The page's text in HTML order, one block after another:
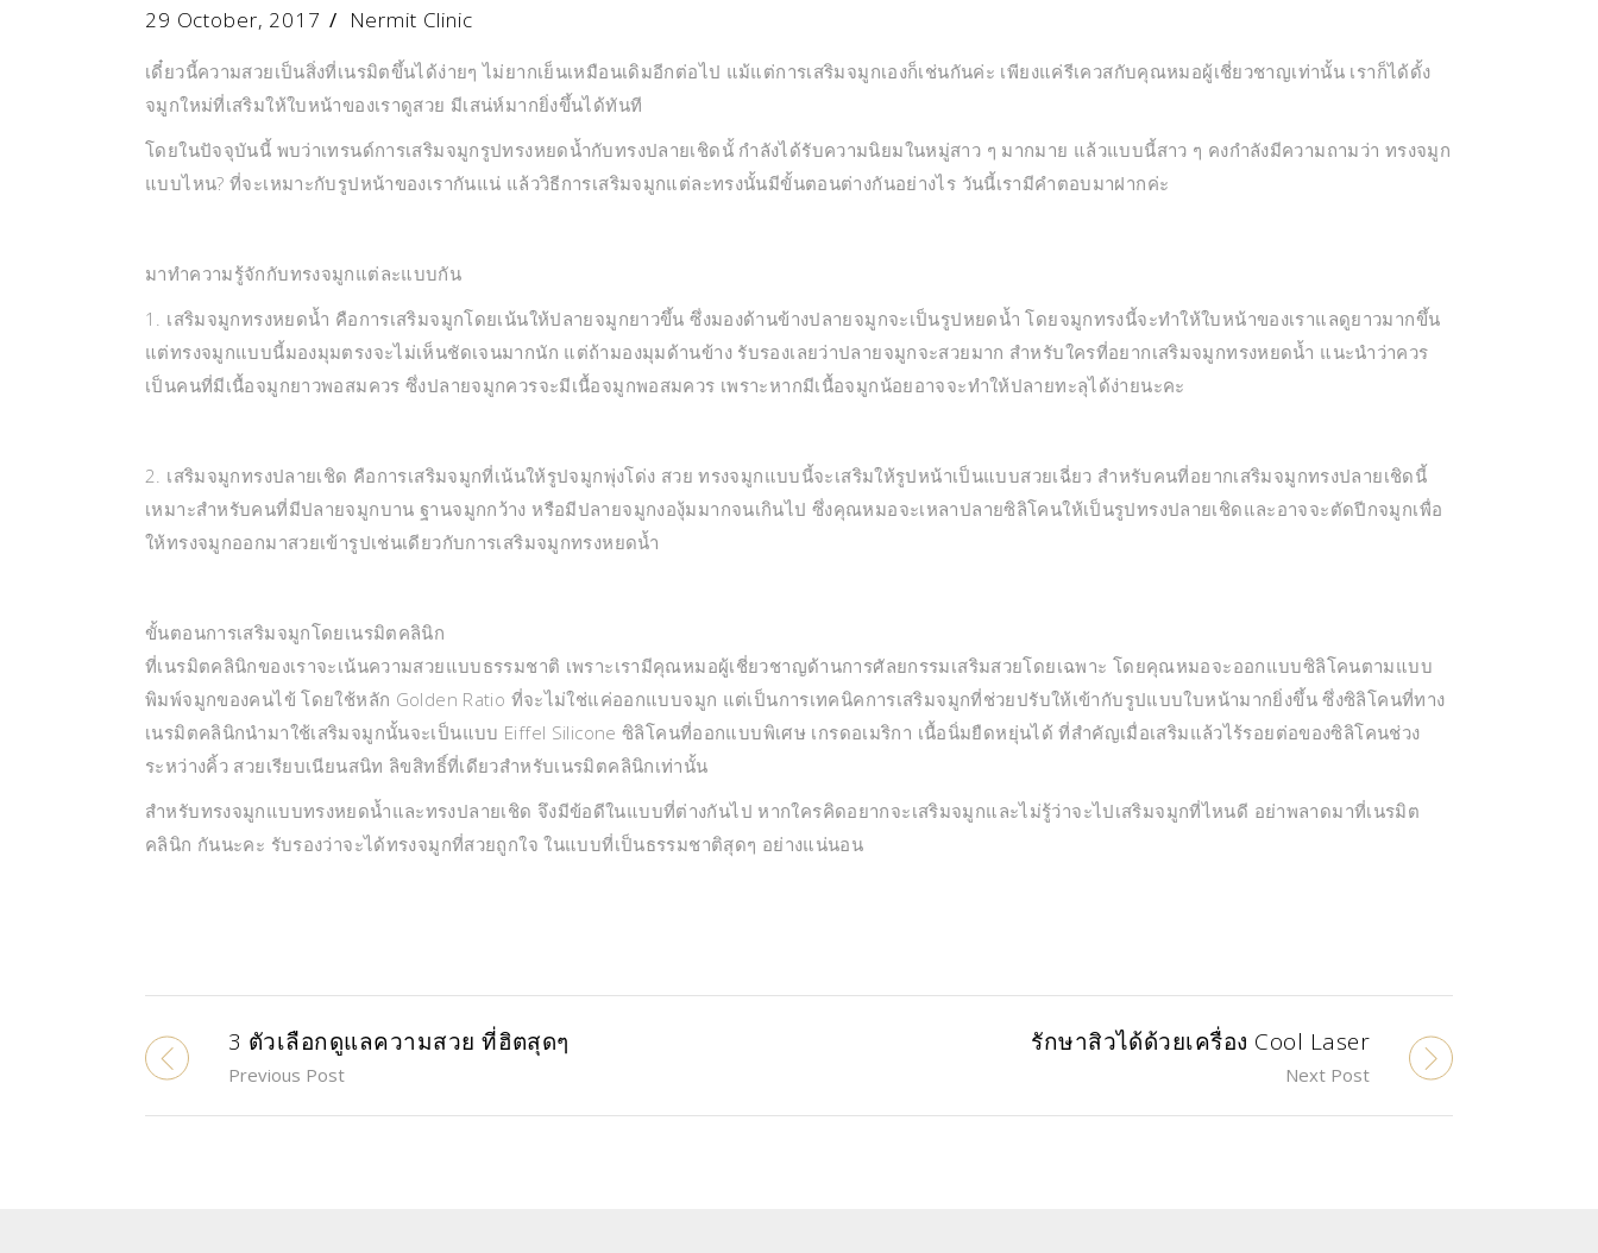
29 October, 2017 Nermit Clinic
เดี๋ยวนี้ความสวยเป็นสิ่งที่เนรมิตขึ้นได้ง่ายๆ ไม่ยากเย็นเหมือนเดิมอีกต่อไป แม้แต่การเสริมจมูกเองก็เช่นกันค่ะ เพียงแค่รีเควสกับคุณหมอผู้เชี่ยวชาญเท่านั้น เราก็ได้ดั้ง
จมูกใหม่ที่เสริมให้ใบหน้าของเราดูสวย มีเสน่ห์มากยิ่งขึ้นได้ทันที
โดยในปัจจุบันนี้ พบว่าเทรนด์การเสริมจมูกรูปทรงหยดน้ำกับทรงปลายเชิดนั้ กำลังได้รับความนิยมในหมู่สาว ๆ มากมาย แล้วแบบนี้สาว ๆ คงกำลังมีความถามว่า ทรงจมูก
แบบไหน? ที่จะเหมาะกับรูปหน้าของเรากันแน่ แล้ววิธีการเสริมจมูกแต่ละทรงนั้นมีขั้นตอนต่างกันอย่างไร วันนี้เรามีคำตอบมาฝากค่ะ
มาทำความรู้จักกับทรงจมูกแต่ละแบบกัน
1. เสริมจมูกทรงหยดน้ำ คือการเสริมจมูกโดยเน้นให้ปลายจมูกยาวขึ้น ซึ่งมองด้านข้างปลายจมูกจะเป็นรูปหยดน้ำ โดยจมูกทรงนี้จะทำให้ใบหน้าของเราแลดูยาวมากขึ้น
แต่ทรงจมูกแบบนี้มองมุมตรงจะไม่เห็นชัดเจนมากนัก แต่ถ้ามองมุมด้านข้าง รับรองเลยว่าปลายจมูกจะสวยมาก สำหรับใครที่อยากเสริมจมูกทรงหยดน้ำ แนะนำว่าควร
เป็นคนที่มีเนื้อจมูกยาวพอสมควร ซึ่งปลายจมูกควรจะมีเนื้อจมูกพอสมควร เพราะหากมีเนื้อจมูกน้อยอาจจะทำให้ปลายทะลุได้ง่ายนะคะ
2. เสริมจมูกทรงปลายเชิด คือการเสริมจมูกที่เน้นให้รูปจมูกพุ่งโด่ง สวย ทรงจมูกแบบนี้จะเสริมให้รูปหน้าเป็นแบบสวยเฉี่ยว สำหรับคนที่อยากเสริมจมูกทรงปลายเชิดนี้
เหมาะสำหรับคนที่มีปลายจมูกบาน ฐานจมูกกว้าง หรือมีปลายจมูกงองุ้มมากจนเกินไป ซึ่งคุณหมอจะเหลาปลายซิลิโคนให้เป็นรูปทรงปลายเชิดและอาจจะตัดปีกจมูกเพื่อ
ให้ทรงจมูกออกมาสวยเข้ารูปเช่นเดียวกับการเสริมจมูกทรงหยดน้ำ
ขั้นตอนการเสริมจมูกโดยเนรมิตคลินิก
ที่เนรมิตคลินิกของเราจะเน้นความสวยแบบธรรมชาติ เพราะเรามีคุณหมอผู้เชี่ยวชาญด้านการศัลยกรรมเสริมสวยโดยเฉพาะ โดยคุณหมอจะออกแบบซิลิโคนตามแบบ
พิมพ์จมูกของคนไข้ โดยใช้หลัก Golden Ratio ที่จะไม่ใช่แค่ออกแบบจมูก แต่เป็นการเทคนิคการเสริมจมูกที่ช่วยปรับให้เข้ากับรูปแบบใบหน้ามากยิ่งขึ้น ซึ่งซิลิโคนที่ทาง
เนรมิตคลินิกนำมาใช้เสริมจมูกนั้นจะเป็นแบบ Eiffel Silicone ซิลิโคนที่ออกแบบพิเศษ เกรดอเมริกา เนื้อนิ่มยืดหยุ่นได้ ที่สำคัญเมื่อเสริมแล้วไร้รอยต่อของซิลิโคนช่วง
ระหว่างคิ้ว สวยเรียบเนียนสนิท ลิขสิทธิ์ที่เดียวสำหรับเนรมิตคลินิกเท่านั้น
สำหรับทรงจมูกแบบทรงหยดน้ำและทรงปลายเชิด จึงมีข้อดีในแบบที่ต่างกันไป หากใครคิดอยากจะเสริมจมูกและไม่รู้ว่าจะไปเสริมจมูกที่ไหนดี อย่าพลาดมาที่เนรมิต
คลินิก กันนะคะ รับรองว่าจะได้ทรงจมูกที่สวยถูกใจ ในแบบที่เป็นธรรมชาติสุดๆ อย่างแน่นอน
3 ตัวเลือกดูแลความสวย ที่ฮิตสุดๆ
Previous Post
รักษาสิวได้ด้วยเครื่อง Cool Laser
Next Post